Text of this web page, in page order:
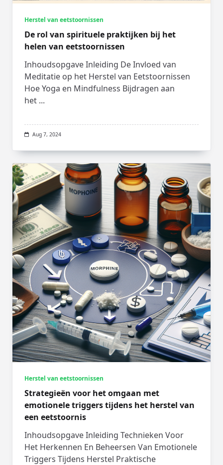
Herstel van eetstoornissen
De rol van spirituele praktijken bij het
helen van eetstoornissen
Inhoudsopgave Inleiding De Invloed van
Meditatie op het Herstel van Eetstoornissen
Hoe Yoga en Mindfulness Bijdragen aan
het ...
Aug 7, 2024
Herstel van eetstoornissen
Strategieën voor het omgaan met
emotionele triggers tijdens het herstel van
een eetstoornis
Inhoudsopgave Inleiding Technieken Voor
Het Herkennen En Beheersen Van Emotionele
Triggers Tijdens Herstel Praktische